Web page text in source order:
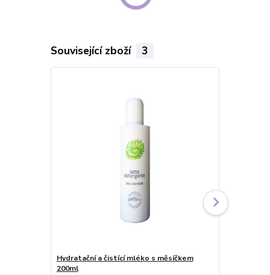
Související zboží 3
Hydratační a čistící mléko s měsíčkem
200ml